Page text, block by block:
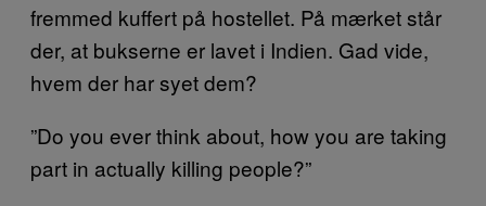
fremmed kuffert på hostellet. På mærket står
der, at bukserne er lavet i Indien. Gad vide,
hvem der har syet dem?
”Do you ever think about, how you are taking
part in actually killing people?”